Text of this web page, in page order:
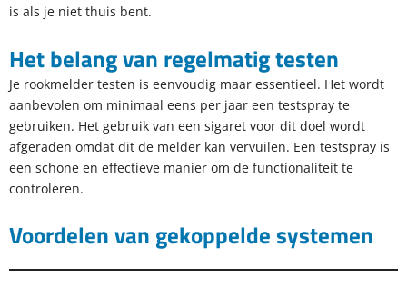
is als je niet thuis bent.
Het belang van regelmatig testen
Je rookmelder testen is eenvoudig maar essentieel. Het wordt
aanbevolen om minimaal eens per jaar een testspray te
gebruiken. Het gebruik van een sigaret voor dit doel wordt
afgeraden omdat dit de melder kan vervuilen. Een testspray is
een schone en effectieve manier om de functionaliteit te
controleren.
Voordelen van gekoppelde systemen